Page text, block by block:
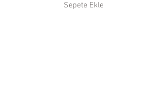
Sepete Ekle